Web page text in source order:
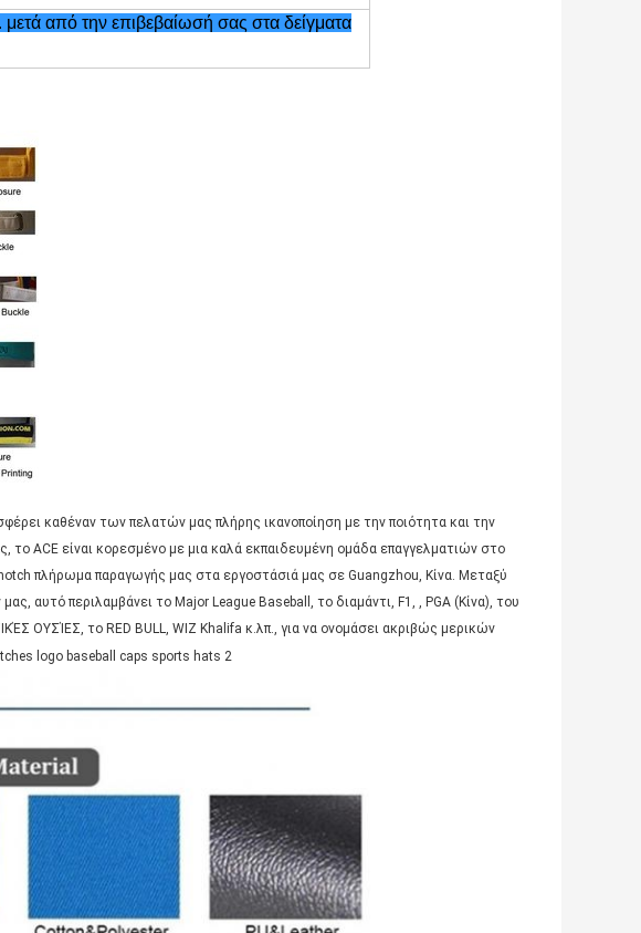
από την επιβεβαίωσή σας στα δείγματα
καθέναν των πελατών μας πλήρης ικανοποίηση με την ποιότητα και την
το ACE είναι κορεσμένο με μια καλά εκπαιδευμένη ομάδα επαγγελματιών στο
πλήρωμα παραγωγής μας στα εργοστάσιά μας σε Guangzhou, Κίνα. Μεταξύ
αυτό περιλαμβάνει το Major League Baseball, το διαμάντι, F1, , PGA (Κίνα), του
ΟΥΣΊΕΣ, το RED BULL, WIZ Khalifa κ.λπ., για να ονομάσει ακριβώς μερικών